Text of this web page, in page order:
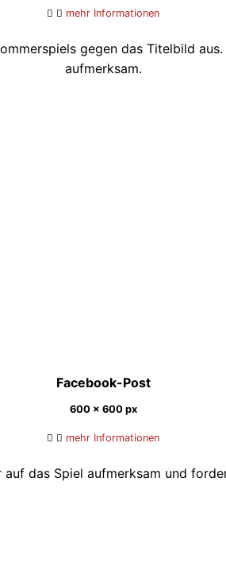
mehr Informationen
gegen das Titelbild
aufmerksam.
Facebook-Post
600 x 600 px
mehr Informationen
das Spiel aufmerksam und